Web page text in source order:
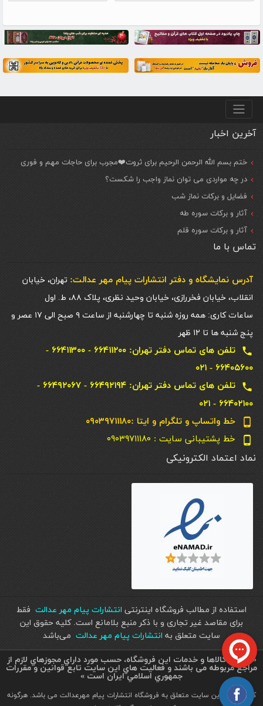
منو پایین
آخرین اخبار
ختم بسم الله الرحمن الرحیم برای ثروت❤️مجرب برای حاجات مهم و فوری
در چه مواردی می توان نماز واجب را شکست؟
فضایل و برکات نماز شب
آثار و برکات سوره طه
آثار و برکات سوره قلم
تماس با ما
آدرس نمایشگاه و دفتر انتشارات پيام مهر عدالت: تهران، خیابان
انقلاب، خیابان فخررازی، خیابان وحید نظری، پلاک ۸۸، ط. اول
ساعات کاری: همه روزه شنبه تا چهارشنبه از ساعت ۹ صبح الی ۱۷ عصر و
پنج شنبه ها تا ۱۲ ظهر
local_phone
تلفن های تماس دفتر تهران: ۶۶۴۱۱۲۰۰ - ۶۶۴۱۱۳۰۰ -
۶۶۴۰۵۶۰۰ - ۰۲۱
local_phone
تلفن های تماس دفتر تهران: ۶۶۴۹۲۱۹۴ - ۶۶۴۹۲۰۶۷ -
۶۶۴۰۲۱۰۰ - ۰۲۱
phone_android خط واتساپ و تلگرام و ایتا :۰۹۰۳۹۷۱۱۱۸۰
phone_android خط پشتیبانی سایت : ۰۹۰۳۹۷۱۱۱۸۰
نماد اعتماد الکترونیکی
استفاده از مطالب فروشگاه اینترنتی انتشارات پیام مهر عدالت فقط
برای مقاصد غیر تجاری و با ذکر منبع بلامانع است. کليه حقوق اين
سايت متعلق به انتشارات پیام مهر عدالت می‌باشد
« تمامي كالاها و خدمات اين فروشگاه، حسب مورد داراي مجوزهاي لازم از
مراجع مربوطه می باشند و فعاليت هاي اين سايت تابع قوانين و مقررات
جمهوري اسلامي ايران است »
کلیه حقوق این سایت متعلق به فروشگاه انتشارات پیام مهرعدالت می باشد. هرگونه